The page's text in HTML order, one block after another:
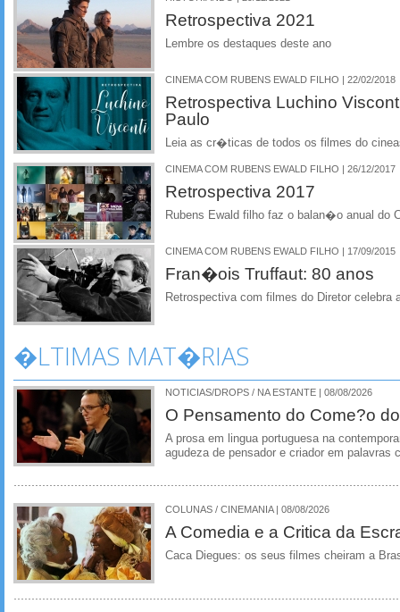
Retrospectiva 2021
Lembre os destaques deste ano
CINEMA COM RUBENS EWALD FILHO | 22/02/2018
Retrospectiva Luchino
Paulo
Leia as cr�ticas de todos os filmes do
CINEMA COM RUBENS EWALD FILHO | 26/12/2017
Retrospectiva 2017
Rubens Ewald filho faz o balan�o anual do
CINEMA COM RUBENS EWALD FILHO | 17/09/2015
Fran�ois Truffaut: 80 anos
Retrospectiva com filmes do Diretor celebra
�LTIMAS MAT�RIAS
NOTICIAS/DROPS / NA ESTANTE | 08/08/2026
O Pensamento do Come?o
A prosa em lingua portuguesa na
agudeza de pensador e criador em palavras
COLUNAS / CINEMANIA | 08/08/2026
A Comedia e a Critica da
Caca Diegues: os seus filmes cheiram a